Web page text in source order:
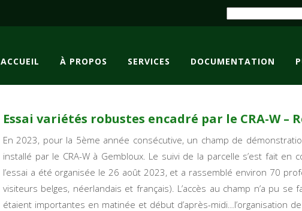
ACCUEIL À PROPOS SERVICES DOCUMENTATION
Essai variétés robustes encadré par le CRA-W –
En 2023, pour la 5ème année consécutive, un champ de
installé par le CRA-W à Gembloux. Le suivi de la parcelle s’est fait en
l’essai a été organisée le 26 août 2023, et a rassemblé environ 70
visiteurs belges, néerlandais et français). L’accès au champ n’a pu
étaient importantes en matinée et début d’après-midi…l’organisation